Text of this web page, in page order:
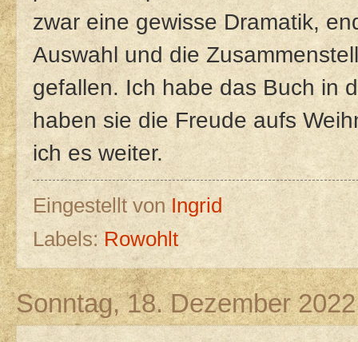
zwar eine gewisse Dramatik,
Auswahl und die
gefallen. Ich habe das Buch in
haben sie die Freude aufs
ich es weiter.
Eingestellt vonIngrid
Labels:Rowohlt
Sonntag, 18. Dezember 2022